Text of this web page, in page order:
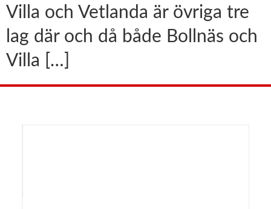
Villa och Vetlanda är övriga tre
lag där och då både Bollnäs och
Villa […]